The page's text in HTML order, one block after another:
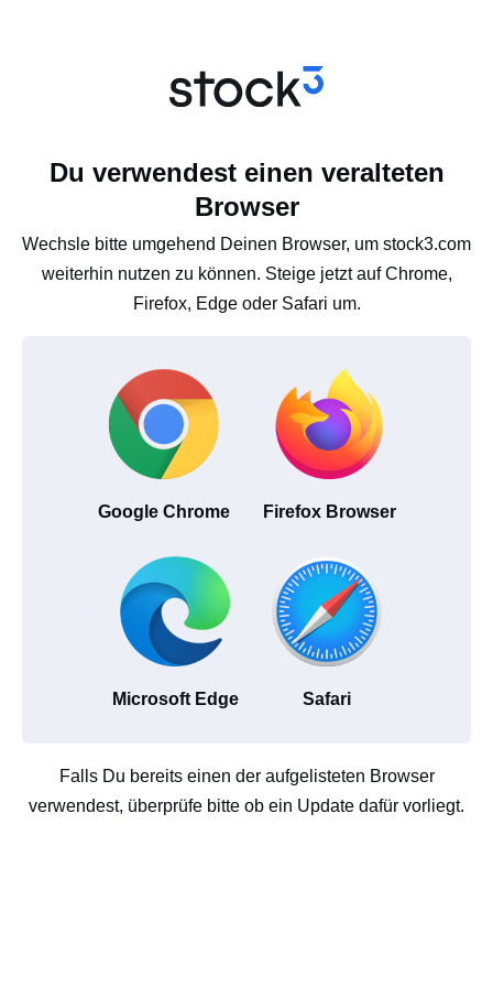
Du verwendest einen veralteten
Browser
Wechsle bitte umgehend Deinen Browser, um stock3.com
weiterhin nutzen zu können. Steige jetzt auf Chrome,
Firefox, Edge oder Safari um.
Google Chrome Firefox Browser
Microsoft Edge Safari
Falls Du bereits einen der aufgelisteten Browser
verwendest, überprüfe bitte ob ein Update dafür vorliegt.